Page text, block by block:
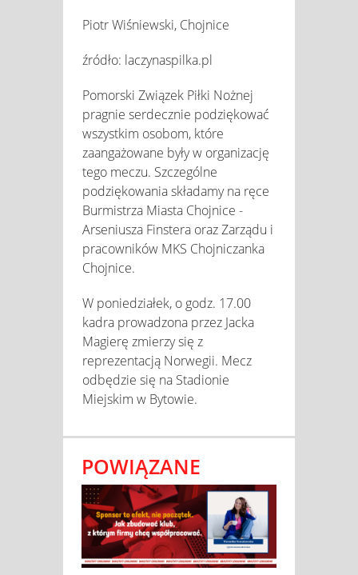
Piotr Wiśniewski, Chojnice
źródło: laczynaspilka.pl
Pomorski Związek Piłki Nożnej
pragnie serdecznie podziękować
wszystkim osobom, które
zaangażowane były w organizację
tego meczu. Szczególne
podziękowania składamy na ręce
Burmistrza Miasta Chojnice -
Arseniusza Finstera oraz Zarządu i
pracowników MKS Chojniczanka
Chojnice.
W poniedziałek, o godz. 17.00
kadra prowadzona przez Jacka
Magierę zmierzy się z
reprezentacją Norwegii. Mecz
odbędzie się na Stadionie
Miejskim w Bytowie.
POWIĄZANE